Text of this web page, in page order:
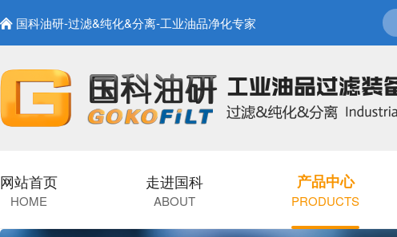
国科油研-过滤&纯化&分离-工业油品净化专家
网站首页
HOME
走进国科
ABOUT
产品中心
PRODUCTS